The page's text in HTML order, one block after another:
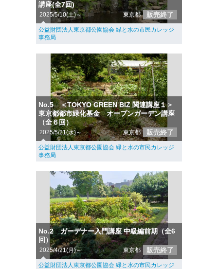
講座(全7回)
2025/5/10(土)～ 東京都 販売終了
公益財団法人東京都公園協会 緑と水の市民カレッジ
事務局
No.5 ＜TOKYO GREEN BIZ 関連講座１＞
東京都都市緑化基金 オープンガーデン講座
（全６回）
2025/5/21(水)～ 東京都 販売終了
公益財団法人東京都公園協会 緑と水の市民カレッジ
事務局
No.2 ガーデナー入門講座 中級編前期（全6
回）
2025/4/21(月)～ 東京都 販売終了
公益財団法人東京都公園協会 緑と水の市民カレッジ